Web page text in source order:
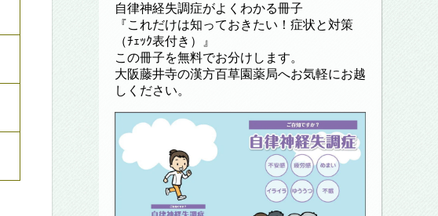
自律神経失調症がよくわかる冊子
『これだけは知っておきたい！症状と対策
（ﾁｪｯｸ表付き）』
この冊子を無料でお分けします。
大阪藤井寺の漢方百草園薬局へお気軽にお越
しください。